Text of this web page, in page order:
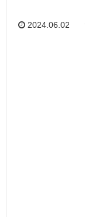
2024.06.02